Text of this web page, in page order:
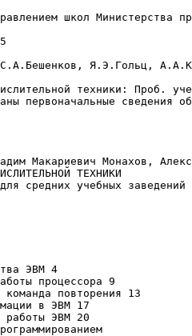
школ Министерства
Я.Э.Гольц,
техники:
первоначальные сведения
Макариевич Монахов,
ТЕХНИКИ
средних учебных заведений
ЭВМ 4
процессора 9
повторения 13
в ЭВМ 17
работы ЭВМ 20